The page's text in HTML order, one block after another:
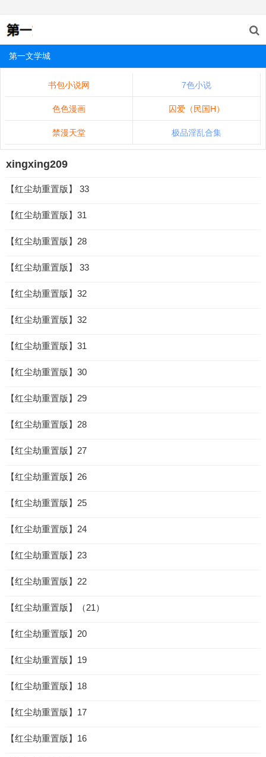
第一文学城
书包小说网 7色小说
色色漫画 囚爱（民国H）
禁漫天堂 极品淫乱合集
xingxing209
【红尘劫重置版】 33
【红尘劫重置版】31
【红尘劫重置版】28
【红尘劫重置版】 33
【红尘劫重置版】32
【红尘劫重置版】32
【红尘劫重置版】31
【红尘劫重置版】30
【红尘劫重置版】29
【红尘劫重置版】28
【红尘劫重置版】27
【红尘劫重置版】26
【红尘劫重置版】25
【红尘劫重置版】24
【红尘劫重置版】23
【红尘劫重置版】22
【红尘劫重置版】（21）
【红尘劫重置版】20
【红尘劫重置版】19
【红尘劫重置版】18
【红尘劫重置版】17
【红尘劫重置版】16